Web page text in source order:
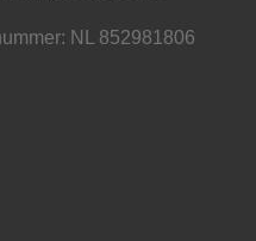
NL 852981806